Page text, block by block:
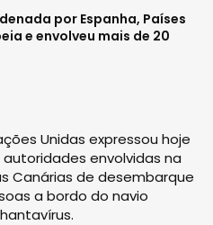
por Espanha, Países
e envolveu mais de 20
Unidas expressou hoje
envolvidas na
Canárias de desembarque
a bordo do navio